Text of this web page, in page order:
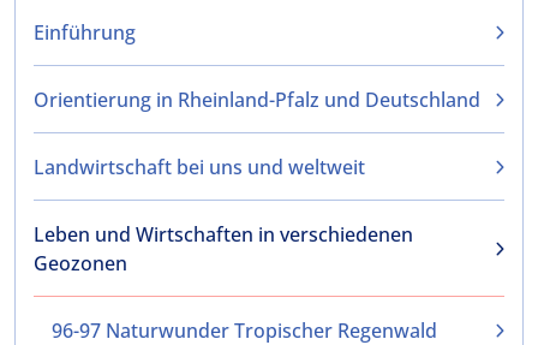
Einführung
Orientierung in Rheinland-Pfalz und Deutschland
Landwirtschaft bei uns und weltweit
Leben und Wirtschaften in verschiedenen
Geozonen
96-97 Naturwunder Tropischer Regenwald